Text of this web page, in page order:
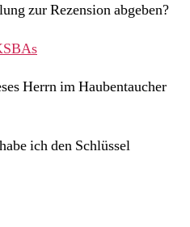
zur Rezension abgeben?
Herrn im Haubentaucher
ich den Schlüssel